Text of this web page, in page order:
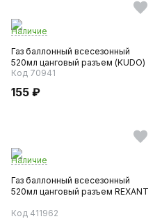
Наличие
Газ баллонный всесезонный
520мл цанговый разъем (KUDO)
Код 70941
155 ₽
Наличие
Газ баллонный всесезонный
520мл цанговый разъем REXANT
Код 411962